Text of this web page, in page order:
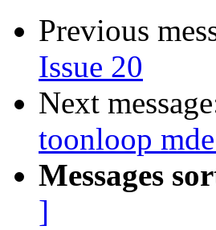
Previous
Issue 20
Next
toonloop
Messages
]